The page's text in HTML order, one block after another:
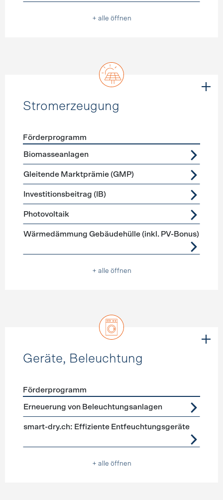
+ alle öffnen
Stromerzeugung
Förderprogramme
Förderprogramm
Biomasseanlagen
Gleitende Marktprämie (GMP)
Investitionsbeitrag (IB)
Photovoltaik
Wärmedämmung Gebäudehülle (inkl. PV-Bonus)
+ alle öffnen
Geräte, Beleuchtung
Förderprogramme Geräte, Beleuchtung
Förderprogramm
Erneuerung von Beleuchtungsanlagen
smart-dry.ch: Effiziente Entfeuchtungsgeräte
+ alle öffnen